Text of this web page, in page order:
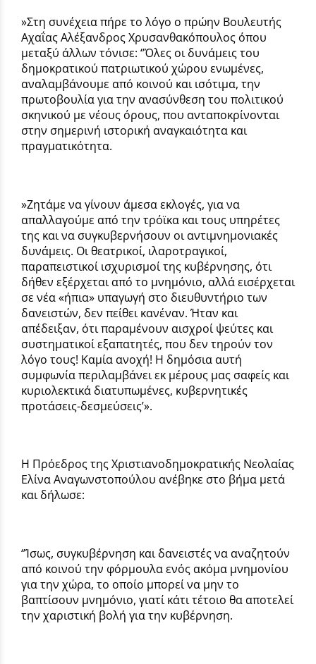
»Στη συνέχεια πήρε το λόγο ο πρώην Βουλευτής
Αχαΐας Αλέξανδρος Χρυσανθακόπουλος όπου
μεταξύ άλλων τόνισε: ‘’Όλες οι δυνάμεις του
δημοκρατικού πατριωτικού χώρου ενωμένες,
αναλαμβάνουμε από κοινού και ισότιμα, την
πρωτοβουλία για την ανασύνθεση του πολιτικού
σκηνικού με νέους όρους, που ανταποκρίνονται
στην σημερινή ιστορική αναγκαιότητα και
πραγματικότητα.
»Ζητάμε να γίνουν άμεσα εκλογές, για να
απαλλαγούμε από την τρόϊκα και τους υπηρέτες
της και να συγκυβερνήσουν οι αντιμνημονιακές
δυνάμεις. Οι θεατρικοί, ιλαροτραγικοί,
παραπειστικοί ισχυρισμοί της κυβέρνησης, ότι
δήθεν εξέρχεται από το μνημόνιο, αλλά εισέρχεται
σε νέα «ήπια» υπαγωγή στο διευθυντήριο των
δανειστών, δεν πείθει κανέναν. Ήταν και
απέδειξαν, ότι παραμένουν αισχροί ψεύτες και
συστηματικοί εξαπατητές, που δεν τηρούν τον
λόγο τους! Καμία ανοχή! Η δημόσια αυτή
συμφωνία περιλαμβάνει εκ μέρους μας σαφείς και
κυριολεκτικά διατυπωμένες, κυβερνητικές
προτάσεις-δεσμεύσεις’».
Η Πρόεδρος της Χριστιανοδημοκρατικής Νεολαίας
Ελίνα Αναγωνστοπούλου ανέβηκε στο βήμα μετά
και δήλωσε:
‘’Ίσως, συγκυβέρνηση και δανειστές να αναζητούν
από κοινού την φόρμουλα ενός ακόμα μνημονίου
για την χώρα, το οποίο μπορεί να μην το
βαπτίσουν μνημόνιο, γιατί κάτι τέτοιο θα αποτελεί
την χαριστική βολή για την κυβέρνηση.